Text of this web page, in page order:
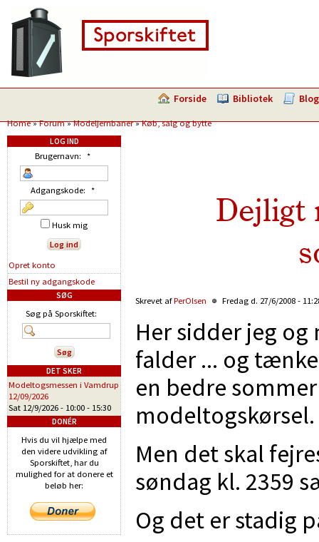
Forside Bibliotek Blog
Home»Forum»Modeljernbaner»Køb, salg og bytte
Dejligt
Skrevet afPerOlsen Fredag d. 27/6/2008 -
Her sidder jeg
falder ... og
en bedre
modeltogskørsel.
Men det skal
søndag kl. 2359
Og det er stadig
LOG IND
Brugernavn: *
Adgangskode: *
Husk mig
Opret konto
Bestil ny adgangskode
SØG
Søg på Sporskiftet:
DET SKER
Modeltogsmessen i Vamdrup
12/09/2026
Sat 12/9/2026 - 10:00 - 15:30
DONÉR
Hvis du vil hjælpe med
den videre udvikling af
Sporskiftet, har du
mulighed for at donere et
beløb her: